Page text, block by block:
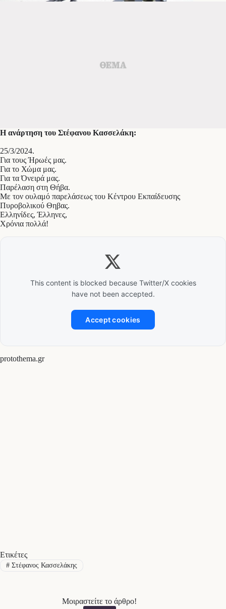
Η ανάρτηση του Στέφανου Κασσελάκη:
25/3/2024.
Για τους Ήρωές μας.
Για το Χώμα μας.
Για τα Όνειρά μας.
Παρέλαση στη Θήβα.
Με τον ουλαμό παρελάσεως του Κέντρου Εκπαίδευσης
Πυροβολικού Θηβας.
Ελληνίδες, Έλληνες,
Χρόνια πολλά!
This content is blocked because Twitter/X cookies
have not been accepted.
Accept cookies
protothema.gr
Ετικέτες
#Στέφανος Κασσελάκης
Μοιραστείτε το άρθρο!